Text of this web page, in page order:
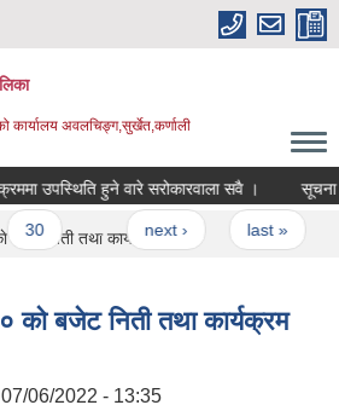
कार्यालय अवलचिङ्ग,सुर्खेत,कर्णाली
सार्वजनिक सुनुवाई कार्यक्रममा उपस्थिति हुने वारे सरोकारवाला सवै । सूचना !
… next › last »
निती तथा कार्यक्रम ।
बजेट निती तथा कार्यक्रम
06/2022 - 13:35